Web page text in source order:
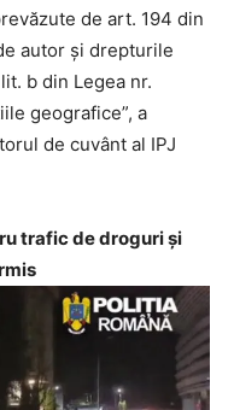
de art. 194 din
autor și drepturile
b din Legea nr.
geografice”, a
de cuvânt al IPJ
trafic de droguri și